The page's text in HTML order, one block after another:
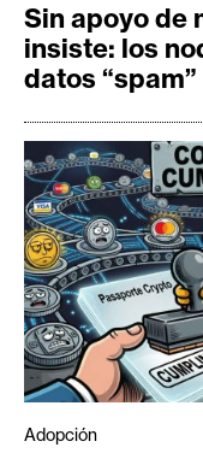
Sin apoyo de
insiste: los
datos
Adopción